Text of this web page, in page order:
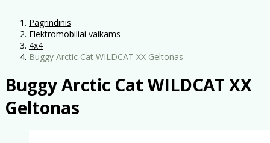
Pagrindinis
Elektromobiliai vaikams
4x4
Buggy Arctic Cat WILDCAT XX Geltonas
Buggy Arctic Cat WILDCAT XX
Geltonas